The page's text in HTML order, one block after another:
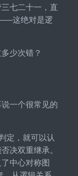
七二十一，直
这绝对是逻
少次错？
一个很常见的
定，就可以认
决双重继承。
中心对称图